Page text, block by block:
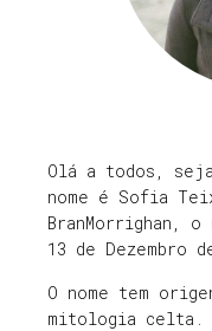
Olá a todos,
nome é Sofia
BranMorrighan,
13 de Dezembro
O nome tem
mitologia celta.